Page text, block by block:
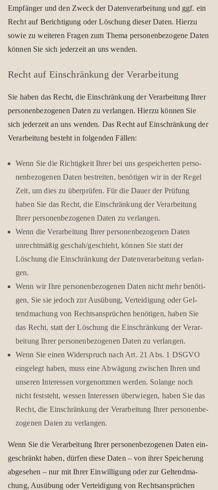
Emp­fän­ger und den Zweck der Daten­ver­ar­bei­tung und ggf. ein
Recht auf Berich­ti­gung oder Löschung die­ser Daten. Hierzu
sowie zu wei­te­ren Fra­gen zum Thema per­so­nen­be­zo­gene Daten
kön­nen Sie sich jeder­zeit an uns wen­den.
Recht auf Ein­schrän­kung der Ver­ar­bei­tung
Sie haben das Recht, die Ein­schrän­kung der Ver­ar­bei­tung Ihrer
per­so­nen­be­zo­ge­nen Daten zu ver­lan­gen. Hierzu kön­nen Sie
sich jeder­zeit an uns wen­den. Das Recht auf Ein­schrän­kung der
Ver­ar­bei­tung besteht in fol­gen­den Fäl­len:
Wenn Sie die Rich­tig­keit Ihrer bei uns gespei­cher­ten per­so­
nen­be­zo­ge­nen Daten bestrei­ten, benö­ti­gen wir in der Regel
Zeit, um dies zu über­prü­fen. Für die Dauer der Prü­fung
haben Sie das Recht, die Ein­schrän­kung der Ver­ar­bei­tung
Ihrer per­so­nen­be­zo­ge­nen Daten zu ver­lan­gen.
Wenn die Ver­ar­bei­tung Ihrer per­so­nen­be­zo­ge­nen Daten
unrecht­mä­ßig geschah/geschieht, kön­nen Sie statt der
Löschung die Ein­schrän­kung der Daten­ver­ar­bei­tung ver­lan­
gen.
Wenn wir Ihre per­so­nen­be­zo­ge­nen Daten nicht mehr benö­ti­
gen, Sie sie jedoch zur Aus­übung, Ver­tei­di­gung oder Gel­
tend­ma­chung von Rechts­an­sprü­chen benö­ti­gen, haben Sie
das Recht, statt der Löschung die Ein­schrän­kung der Ver­ar­
bei­tung Ihrer per­so­nen­be­zo­ge­nen Daten zu ver­lan­gen.
Wenn Sie einen Wider­spruch nach Art. 21 Abs. 1 DSGVO
ein­ge­legt haben, muss eine Abwä­gung zwi­schen Ihren und
unse­ren Inter­es­sen vor­ge­nom­men wer­den. Solange noch
nicht fest­steht, wes­sen Inter­es­sen über­wie­gen, haben Sie das
Recht, die Ein­schrän­kung der Ver­ar­bei­tung Ihrer per­so­nen­be­
zo­ge­nen Daten zu ver­lan­gen.
Wenn Sie die Ver­ar­bei­tung Ihrer per­so­nen­be­zo­ge­nen Daten ein­
ge­schränkt haben, dür­fen diese Daten – von ihrer Spei­che­rung
abge­se­hen – nur mit Ihrer Ein­wil­li­gung oder zur Gel­tend­ma­
chung, Aus­übung oder Ver­tei­di­gung von Rechts­an­sprü­chen